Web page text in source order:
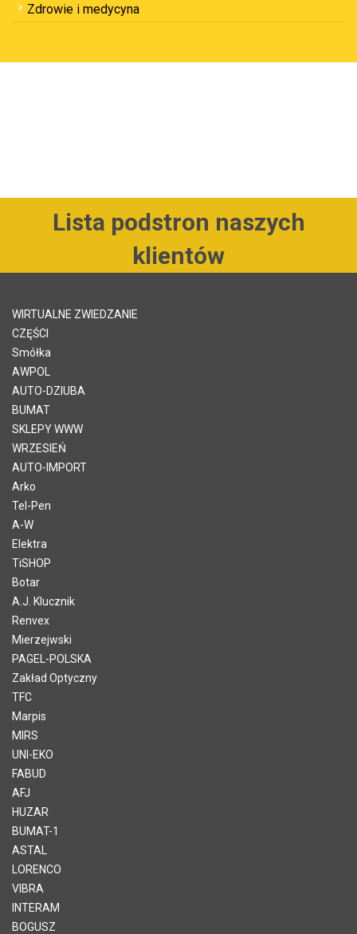
Zdrowie i medycyna
Lista podstron naszych
klientów
WIRTUALNE ZWIEDZANIE
CZĘŚCI
Smółka
AWPOL
AUTO-DZIUBA
BUMAT
SKLEPY WWW
WRZESIEŃ
AUTO-IMPORT
Arko
Tel-Pen
A-W
Elektra
TiSHOP
Botar
A.J. Klucznik
Renvex
Mierzejwski
PAGEL-POLSKA
Zakład Optyczny
TFC
Marpis
MIRS
UNI-EKO
FABUD
AFJ
HUZAR
BUMAT-1
ASTAL
LORENCO
VIBRA
INTERAM
BOGUSZ